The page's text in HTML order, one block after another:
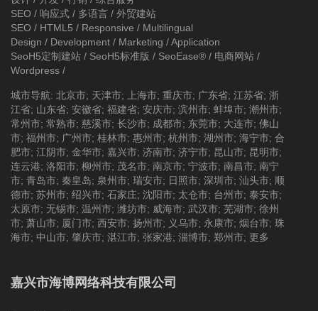
SEO / 响应式 / 多语言 / 外贸建站
SEO / HTML5 / Responsive / Multilingual
Design / Development / Marketing / Application
SeoH5定制建站 / SeoH5标准版 / SeoEase® / 电商网站 /
Wordpress /
城市导航: 北京市; 天津市; 上海市; 重庆市; 广东省; 江苏省; 浙
江省; 山东省; 安徽省; 福建省; 安庆市; 滨州市; 蚌埠市; 潮州市;
常州市; 常熟市; 慈溪市; 长沙市; 成都市; 东莞市; 大连市; 佛山
市; 福州市; 广州市; 桂林市; 惠州市; 杭州市; 湖州市; 海宁市; 合
肥市; 江阴市; 金华市; 嘉兴市; 济南市; 济宁市; 昆山市; 昆明市;
连云港; 洛阳市; 柳州市; 茂名市; 南京市; 宁波市; 南昌市; 南宁
市; 青岛市; 秦皇岛; 泉州市; 瑞安市; 日照市; 深圳市; 汕头市; 顺
德市; 苏州市; 绍兴市; 石家庄; 沈阳市; 太仓市; 台州市; 泰安市;
太原市; 无锡市; 温州市; 潍坊市; 威海市; 武汉市; 芜湖市; 徐州
市; 萧山市; 厦门市; 西安市; 扬州市; 义乌市; 永康市; 烟台市; 珠
海市; 中山市; 肇庆市; 湛江市; 张家港; 淄博市; 郑州市; 更多
嘉兴市海博网络科技有限公司